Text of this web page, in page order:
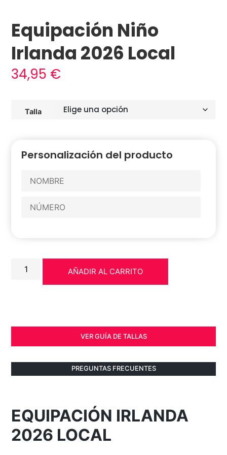
Equipación Niño
Irlanda 2026 Local
34,95 €
Talla
Personalización del producto
AÑADIR AL CARRITO
VER GUÍA DE TALLAS
PREGUNTAS FRECUENTES
EQUIPACIÓN IRLANDA
2026 LOCAL